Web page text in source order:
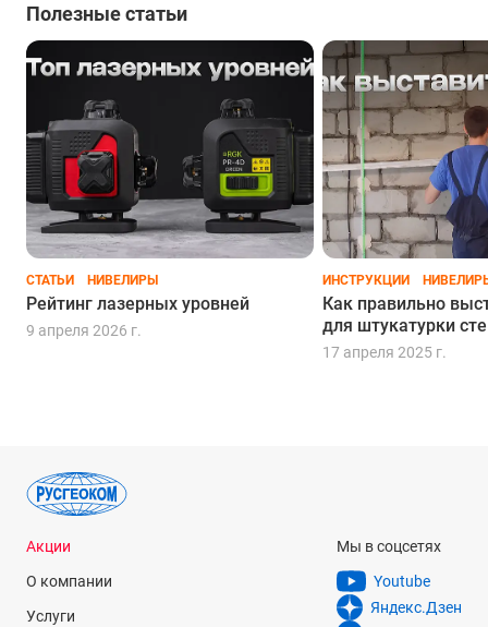
Полезные статьи
СТАТЬИ НИВЕЛИРЫ
Рейтинг лазерных уровней
9 апреля 2026 г.
ИНСТРУКЦИИ
Как правильно
для штукатурки
17 апреля 2025 г.
Акции
О компании
Услуги
Мы в соцсетях
Youtube
Яндекс.Дзен